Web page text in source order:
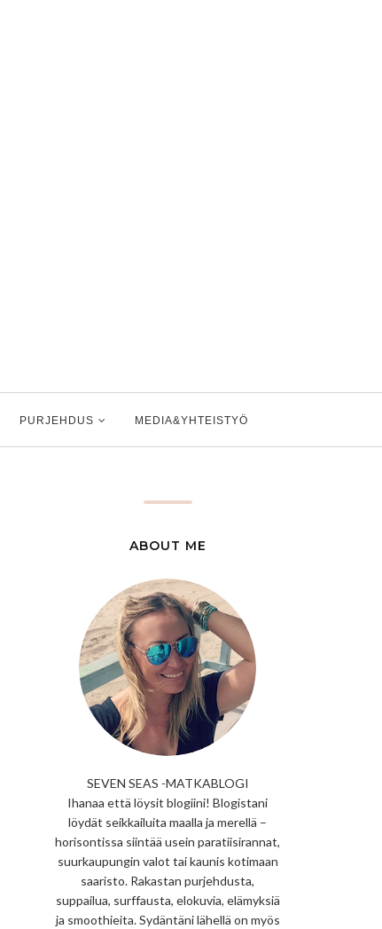
PURJEHDUS MEDIA&YHTEISTYÖ
ABOUT ME
SEVEN SEAS -MATKABLOGI
Ihanaa että löysit blogiini! Blogistani
löydät seikkailuita maalla ja merellä –
horisontissa siintää usein paratiisirannat,
suurkaupungin valot tai kaunis kotimaan
saaristo. Rakastan purjehdusta,
suppailua, surffausta, elokuvia, elämyksiä
ja smoothieita. Sydäntäni lähellä on myös